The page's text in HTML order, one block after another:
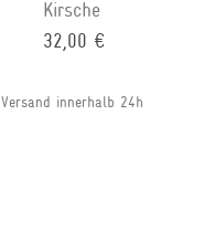
Kirsche
32,00 €
Versand innerhalb 24h